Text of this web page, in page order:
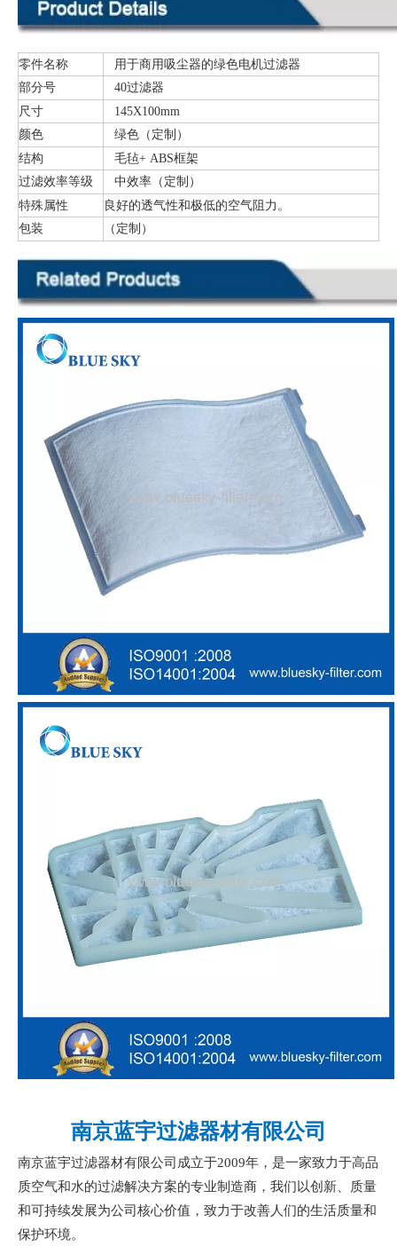
零件名称 用于商用吸尘器的绿色电机过滤器
部分号 40过滤器
尺寸 145X100mm
颜色 绿色 （定制）
结构
毛毡+ ABS框架
过滤效率等级 中效率 （定制）
特殊属性
良好的透气性和极低的空气阻力。
包装
（定制）
南京蓝宇过滤器材有限公司
南京蓝宇过滤器材有限公司成立于2009年，是一家致力于高品
质空气和水的过滤解决方案的专业制造商，我们以创新、质量
和可持续发展为公司核心价值，致力于改善人们的生活质量和
保护环境。